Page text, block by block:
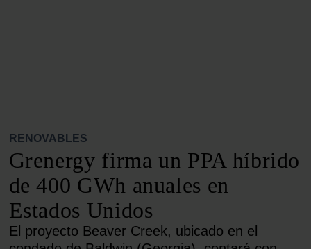
RENOVABLES
Grenergy firma un PPA híbrido
de 400 GWh anuales en
Estados Unidos
El proyecto Beaver Creek, ubicado en el